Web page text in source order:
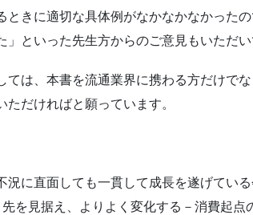
ときに適切な具体例がなかなかなかった
」といった先生方からのご意見もいただい
ては、本書を流通業界に携わる方だけで
ただければと願っています。
に直面しても一貫して成長を遂げている
を見据え、よりよく変化する－消費起点